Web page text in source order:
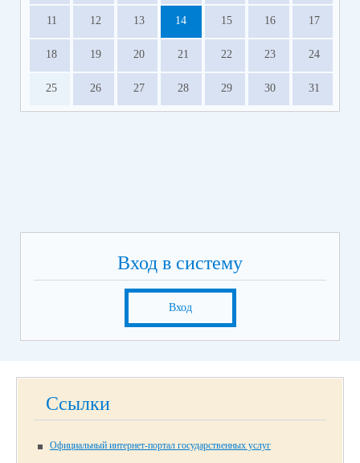
11 12 13 14 15 16 17
18 19 20 21 22 23 24
25 26 27 28 29 30 31
Вход в систему
Вход
Ссылки
Официальный интернет-портал государственных услуг